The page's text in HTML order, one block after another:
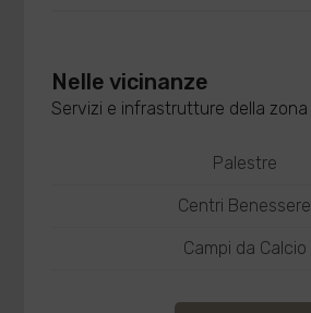
Nelle vicinanze
Servizi e infrastrutture della zona
Palestre
Centri Benessere
Campi da Calcio